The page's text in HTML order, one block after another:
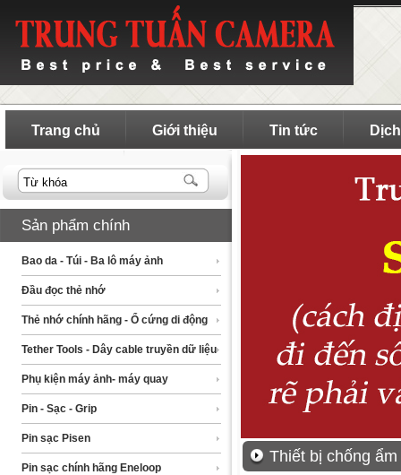
Trang chủ Giới thiệu Tin tức
Sản phẩm chính
Bao da - Túi - Ba lô máy ảnh
Đầu đọc thẻ nhớ
Thẻ nhớ chính hãng - Ổ cứng di động
Tether Tools - Dây cable truyền dữ liệu
Phụ kiện máy ảnh- máy quay
Pin - Sạc - Grip
Pin sạc Pisen
Pin sạc chính hãng Eneloop
Thiết bị chống ẩm